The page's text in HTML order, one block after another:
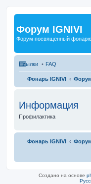
Форум IGNIVI
Форум посвященный
Ссылки FAQ
Фонарь IGNIVI
Информация
Профилактика
Фонарь IGNIVI
Создано на основе